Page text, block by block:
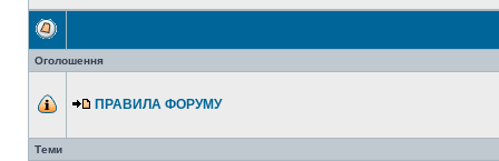
Оголошення
ПРАВИЛА ФОРУМУ
Теми